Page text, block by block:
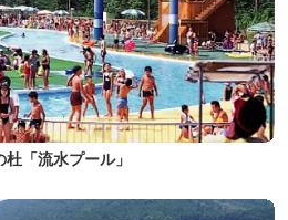
「流水プール」